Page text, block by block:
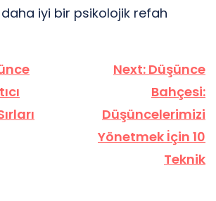
iyi bir psikolojik refah
Next: Düşünce
Bahçesi:
Düşüncelerimizi
Yönetmek İçin 10
Teknik